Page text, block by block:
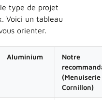
type de projet
Voici un tableau
orienter.
Aluminium
Notre
(Menuiserie
Cornillon)